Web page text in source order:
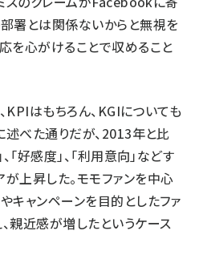
署とは関係ないからと無視を
を心がけることで収めること
KPIはもちろん、KGIについても
べた通りだが、2013年と比
好感度」、「利用意向」などす
上昇した。モモファンを中心
キャンペーンを目的としたファ
親近感が増したというケース